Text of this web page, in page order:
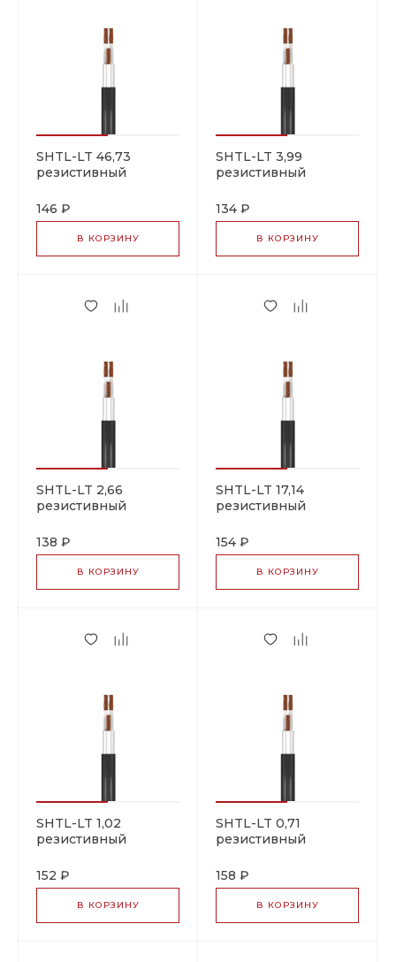
SHTL-LT 46,73
резистивный
146 ₽
В КОРЗИНУ
SHTL-LT 3,99
резистивный
134 ₽
В КОРЗИНУ
SHTL-LT 2,66
резистивный
138 ₽
В КОРЗИНУ
SHTL-LT 17,14
резистивный
154 ₽
В КОРЗИНУ
SHTL-LT 1,02
резистивный
152 ₽
В КОРЗИНУ
SHTL-LT 0,71
резистивный
158 ₽
В КОРЗИНУ